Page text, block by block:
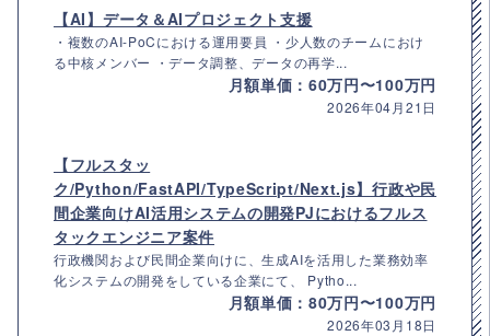
【AI】データ＆AIプロジェクト支援
・複数のAI-PoCにおける運用要員 ・少人数のチームにおけ
る中核メンバー ・データ調整、データの再学...
月額単価：60万円〜100万円
2026年04月21日
【フルスタッ
ク/Python/FastAPI/TypeScript/Next.js】行政や民
間企業向けAI活用システムの開発PJにおけるフルス
タックエンジニア案件
行政機関および民間企業向けに、生成AIを活用した業務効率
化システムの開発をしている企業にて、 Pytho...
月額単価：80万円〜100万円
2026年03月18日